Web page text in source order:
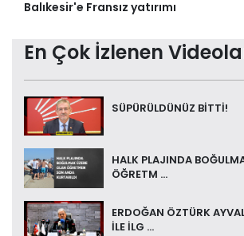
Balıkesir'e Fransız yatırımı
En Çok İzlenen
SÜPÜRÜLDÜNÜZ BİTTİ!
HALK PLAJINDA
ÖĞRETM ...
ERDOĞAN ÖZTÜRK
İLE İLG ...